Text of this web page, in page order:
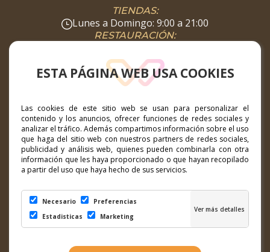
ESTA PÁGINA WEB USA COOKIES
Las cookies de este sitio web se usan para personalizar el
contenido y los anuncios, ofrecer funciones de redes sociales y
analizar el tráfico. Además compartimos información sobre el uso
que haga del sitio web con nuestros partners de redes sociales,
publicidad y análisis web, quienes pueden combinarla con otra
información que les haya proporcionado o que hayan recopilado
a partir del uso que haya hecho de sus servicios.
Necesario
Preferencias
Estadisticas
Marketing
TIENDAS:
Lunes a Domingo: 9:00 a 21:00
RESTAURACIÓN:
SUPERMERCADO:
Lunes a Domingo: 8:00 a 22:00
Calle Hibisco nº1, 35660 Corralejo, Fuerteventura
CONTACTO
SÍGUENOS EN......